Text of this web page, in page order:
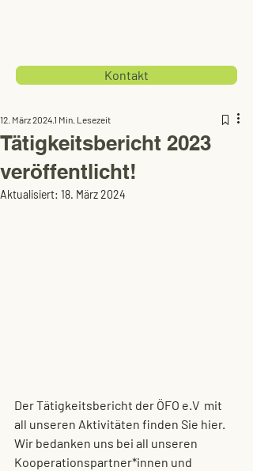
Kontakt
Tätigkeitsbericht 2023
veröffentlicht!
12. März 20241 Min. Lesezeit
Aktualisiert: 18. März 2024
Der Tätigkeitsbericht der ÖFO e.V  mit
all unseren Aktivitäten finden Sie hier.
Wir bedanken uns bei all unseren
Kooperationspartner*innen und